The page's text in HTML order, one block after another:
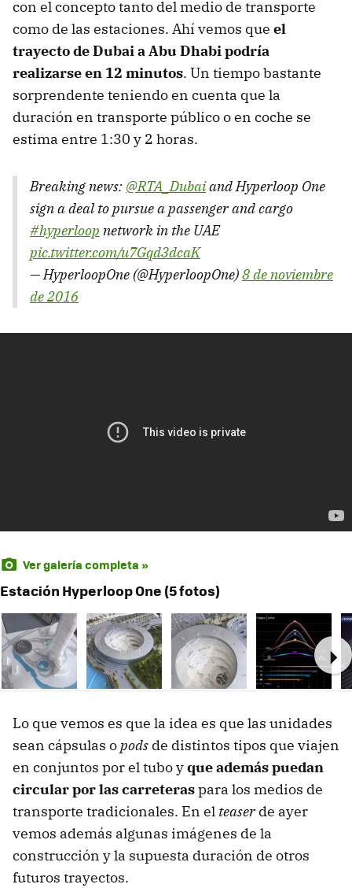
con el concepto tanto del medio de transporte
como de las estaciones. Ahí vemos que el
trayecto de Dubai a Abu Dhabi podría
realizarse en 12 minutos. Un tiempo bastante
sorprendente teniendo en cuenta que la
duración en transporte público o en coche se
estima entre 1:30 y 2 horas.
Breaking news: @RTA_Dubaiand Hyperloop One
sign a deal to pursue a passenger and cargo
#hyperloop network in the UAE
pic.twitter.com/u7Gqd3dcaK
— HyperloopOne (@HyperloopOne)8 de noviembre
de 2016
Ver galería completa »
Estación Hyperloop One (5 fotos)
Lo que vemos es que la idea es que las unidades
sean cápsulas opods de distintos tipos que viajen
en conjuntos por el tubo yque además puedan
circular por las carreteraspara los medios de
transporte tradicionales. En el teaserde ayer
vemos además algunas imágenes de la
construcción y la supuesta duración de otros
futuros trayectos.